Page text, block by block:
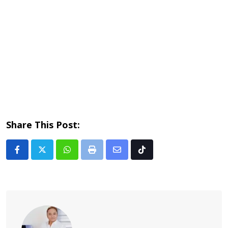
Share This Post:
Whatsapp
Print
Share Tiktok